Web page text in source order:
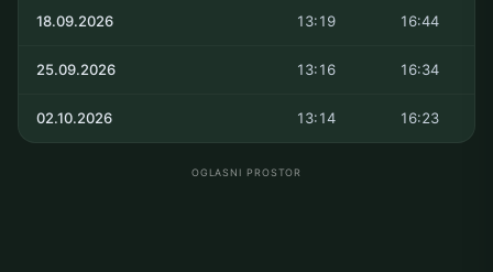
18.09.2026 13:19 16:44
25.09.2026 13:16 16:34
02.10.2026 13:14 16:23
OGLASNI PROSTOR